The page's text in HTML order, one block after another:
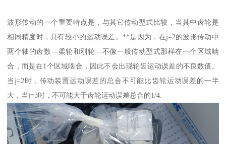
波形传动的一个重要特点是，与其它传动型式比较，当其中齿轮是
相同精度时，具有较小的运动误差。**是因为，在j=2的波形传动中
两个轴的齿数—柔轮和刚轮—不像一般传动型式那样在一个区域啮
合，而是在1个区域啮合，因此不会出现轮齿运动误差的不良数值。
当j=2时，传动装置运动误差的总合不可能比齿轮运动误差的一半
大，当j=3时，不可能大于齿轮运动误差总合的1/4.